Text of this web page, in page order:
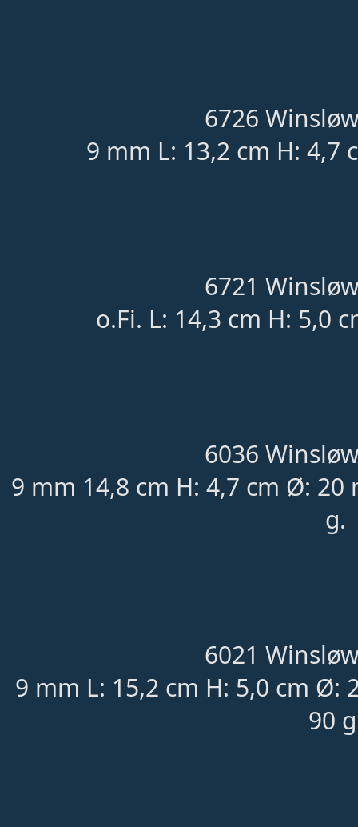
6726
9 mm L: 13,2 cm H: 4,7
6721
o.Fi. L: 14,3 cm H: 5,0
6036
9 mm 14,8 cm H: 4,7 cm Ø:
g.
6021
9 mm L: 15,2 cm H: 5,0 cm Ø:
90